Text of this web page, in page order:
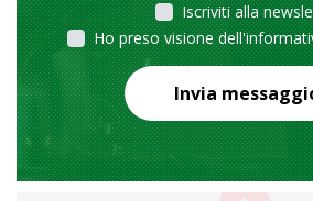
Iscriviti alla
Ho preso visione
Invia